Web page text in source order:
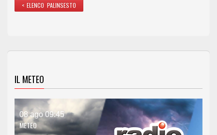
< ELENCO PALINSESTO
IL METEO
08 ago 09:45
METEO